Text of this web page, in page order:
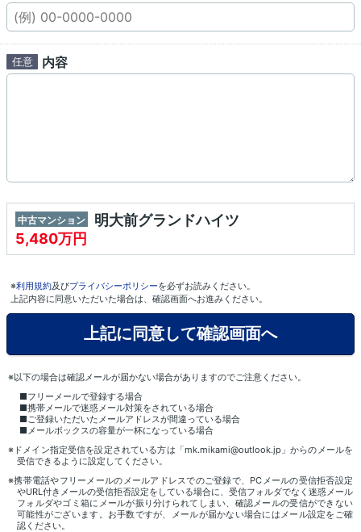
内容
中古マンション
明大前グランドハイツ
5,480万円
※利用規約及びプライバシーポリシーを必ずお読みください。
上記内容に同意いただいた場合は、確認画面へお進みください。
※以下の場合は確認メールが届かない場合がありますのでご注意ください。
■フリーメールで登録する場合
■携帯メールで迷惑メール対策をされている場合
■ご登録いただいたメールアドレスが間違っている場合
■メールボックスの容量が一杯になっている場合
※ドメイン指定受信を設定されている方は「mk.mikami@outlook.jp」からのメールを
受信できるように設定してください。
※携帯電話やフリーメールのメールアドレスでのご登録で、PCメールの受信拒否設定
やURL付きメールの受信拒否設定をしている場合に、受信フォルダでなく迷惑メール
フォルダやゴミ箱にメールが振り分けられてしまい、確認メールの受信ができない
可能性がございます。お手数ですが、メールが届かない場合にはメール設定をご確
認ください。